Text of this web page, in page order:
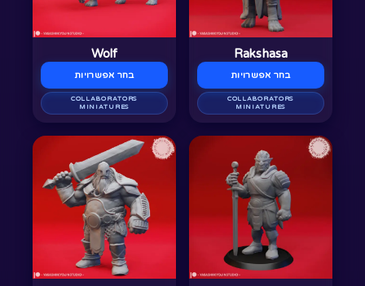
Rakshasa
בחר אפשרויות
לבחור
האפשרויות
בעמודCOLLABORATORS
MINIATURES
Wolf
בחר אפשרויות
לבחור
האפשרויות
בעמודCOLLABORATORS
MINIATURES
למוצר
לבחור
למוצר
מספר
סוגים.
לבחור